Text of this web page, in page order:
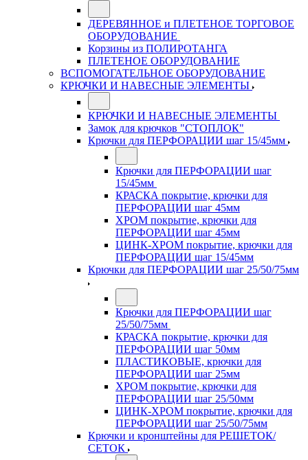
ДЕРЕВЯННОЕ и ПЛЕТЕНОЕ ТОРГОВОЕ
ОБОРУДОВАНИЕ
Корзины из ПОЛИРОТАНГА
ПЛЕТЕНОЕ ОБОРУДОВАНИЕ
ВСПОМОГАТЕЛЬНОЕ ОБОРУДОВАНИЕ
КРЮЧКИ И НАВЕСНЫЕ ЭЛЕМЕНТЫ
КРЮЧКИ И НАВЕСНЫЕ ЭЛЕМЕНТЫ
Замок для крючков "СТОПЛОК"
Крючки для ПЕРФОРАЦИИ шаг 15/45мм
Крючки для ПЕРФОРАЦИИ шаг
15/45мм
КРАСКА покрытие, крючки для
ПЕРФОРАЦИИ шаг 45мм
ХРОМ покрытие, крючки для
ПЕРФОРАЦИИ шаг 45мм
ЦИНК-ХРОМ покрытие, крючки для
ПЕРФОРАЦИИ шаг 15/45мм
Крючки для ПЕРФОРАЦИИ шаг 25/50/75мм
Крючки для ПЕРФОРАЦИИ шаг
25/50/75мм
КРАСКА покрытие, крючки для
ПЕРФОРАЦИИ шаг 50мм
ПЛАСТИКОВЫЕ, крючки для
ПЕРФОРАЦИИ шаг 25мм
ХРОМ покрытие, крючки для
ПЕРФОРАЦИИ шаг 25/50мм
ЦИНК-ХРОМ покрытие, крючки для
ПЕРФОРАЦИИ шаг 25/50/75мм
Крючки и кронштейны для РЕШЕТОК/
СЕТОК